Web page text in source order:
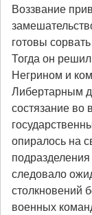
Воззвание
готовы
Тогда он
Негрином и
Либертарным
состязание во
опиралось на
следовало
столкновений
военных